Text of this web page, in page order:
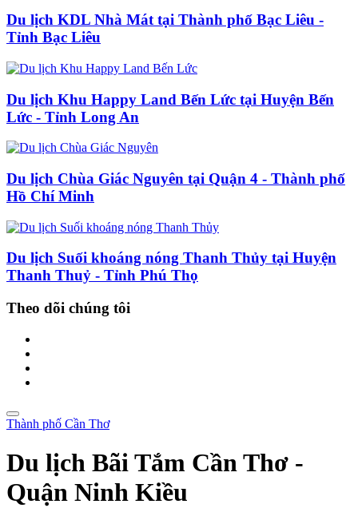
Du lịch KDL Nhà Mát tại Thành phố Bạc Liêu -
Tỉnh Bạc Liêu
Du lịch Khu Happy Land Bến Lức tại Huyện Bến
Lức - Tỉnh Long An
Du lịch Chùa Giác Nguyên tại Quận 4 - Thành phố
Hồ Chí Minh
Du lịch Suối khoáng nóng Thanh Thủy tại Huyện
Thanh Thuỷ - Tỉnh Phú Thọ
Theo dõi chúng tôi
Thành phố Cần Thơ
Du lịch Bãi Tắm Cần Thơ -
Quận Ninh Kiều